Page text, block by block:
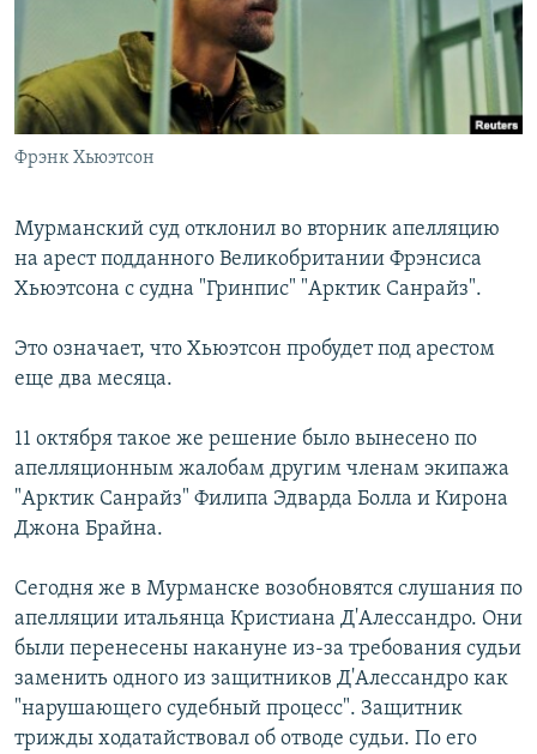
СОЦИАЛЬНЫЕ СЕТИ
Все сайты РСЕ/РС
Фрэнк Хьюэтсон
Мурманский суд отклонил во вторник апелляцию
на арест подданного Великобритании Фрэнсиса
Хьюэтсона с судна "Гринпис" "Арктик Санрайз".
Это означает, что Хьюэтсон пробудет под арестом
еще два месяца.
11 октября такое же решение было вынесено по
апелляционным жалобам другим членам экипажа
"Арктик Санрайз" Филипа Эдварда Болла и Кирона
Джона Брайна.
Сегодня же в Мурманске возобновятся слушания по
апелляции итальянца Кристиана Д'Алессандро. Они
были перенесены накануне из-за требования судьи
заменить одного из защитников Д'Алессандро как
"нарушающего судебный процесс". Защитник
трижды ходатайствовал об отводе судьи. По его